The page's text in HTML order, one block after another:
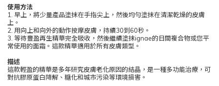
使用方法
1. 早上，將少量產品塗抹在手指尖上，然後均勻塗抹在清潔乾燥的皮膚
上。
2. 用向上和向外的動作按摩皮膚，持續30到60秒。
3. 等待豐盈再生精華完全吸收，然後繼續塗抹ignae的日間複合物或您平
常使用的面霜。這款精華適用於所有皮膚類型。
描述
這款輕盈的精華是多年研究皮膚老化原因的結晶，是一種多功能治療，可
對抗膠原蛋白降解、糖化和城市污染等環境損害。